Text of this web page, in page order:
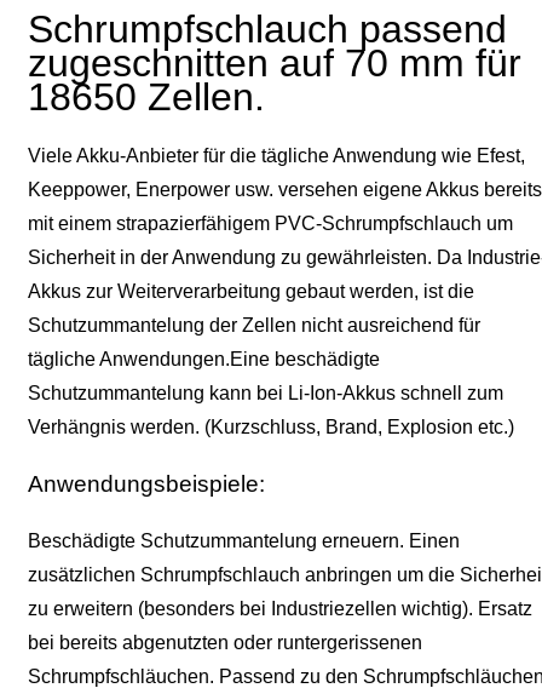
Schrumpfschlauch passend
zugeschnitten auf 70 mm für
18650 Zellen.
Viele Akku-Anbieter für die tägliche Anwendung wie Efest,
Keeppower, Enerpower usw. versehen eigene Akkus bereits
mit einem strapazierfähigem PVC-Schrumpfschlauch um
Sicherheit in der Anwendung zu gewährleisten. Da
Akkus zur Weiterverarbeitung gebaut werden, ist die
Schutzummantelung der Zellen nicht ausreichend für
tägliche Anwendungen.Eine beschädigte
Schutzummantelung kann bei Li-Ion-Akkus schnell zum
Verhängnis werden. (Kurzschluss, Brand, Explosion etc.)
Anwendungsbeispiele:
Beschädigte Schutzummantelung erneuern. Einen
zusätzlichen Schrumpfschlauch anbringen um die
zu erweitern (besonders bei Industriezellen wichtig). Ersatz
bei bereits abgenutzten oder runtergerissenen
Schrumpfschläuchen. Passend zu den